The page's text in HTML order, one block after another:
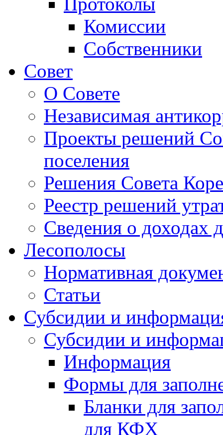
Комиссии
Собственники
Совет
О Совете
Независимая
Проекты решений
поселения
Решения Совета
Реестр решений
Сведения о доходах
Лесополосы
Нормативная
Статьи
Субсидии и
Субсидии и
Информация
Формы для
Бланки для
для КФХ